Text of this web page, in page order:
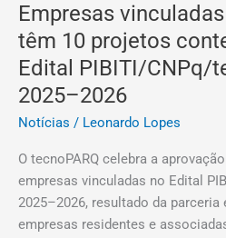
Empresas
têm 10 projetos
Edital PIBITI/CNPq/
2025–2026
Notícias / Leonardo Lopes
O tecnoPARQ celebra a
empresas vinculadas no Edital
2025–2026, resultado da parceria
empresas residentes e